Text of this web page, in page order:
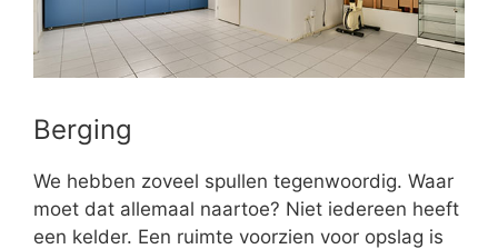
Berging
We hebben zoveel spullen tegenwoordig. Waar
moet dat allemaal naartoe? Niet iedereen heeft
een kelder. Een ruimte voorzien voor opslag is